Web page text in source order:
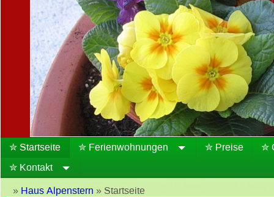
✮ Startseite ✮ Ferienwohnungen ✮ Preise
✮
✮ Kontakt
» Haus Alpenstern » Startseite